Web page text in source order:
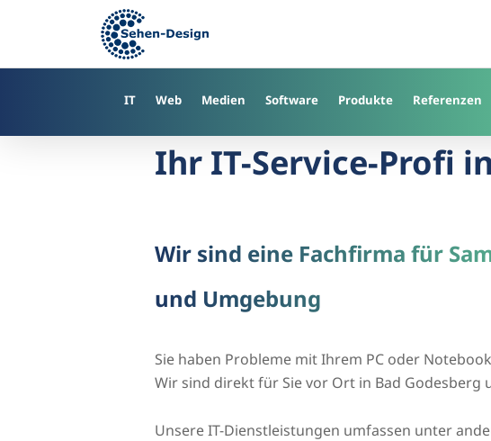
IT Web Medien Software Produkte Referenzen
Ihr IT-Service-Profi
Wir sind eine Fachfirma für
und Umgebung
Sie haben Probleme mit Ihrem PC oder
Wir sind direkt für Sie vor Ort in Bad Godesberg
Unsere IT-Dienstleistungen umfassen unter